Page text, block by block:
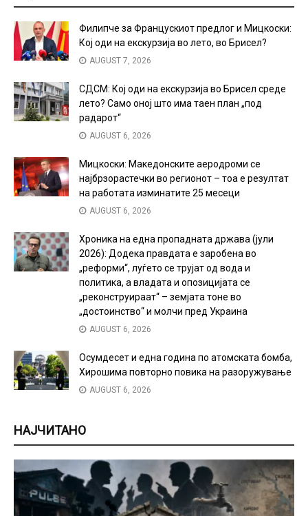
Филипче за Францускиот предлог и Мицкоски:
Кој оди на екскурзија во лето, во Брисел?
AUGUST 7, 2026
СДСМ: Кој оди на екскурзија во Брисел среде
лето? Само оној што има таен план „под
радарот“
AUGUST 6, 2026
Мицкоски: Македонските аеродроми се
најбрзорастечки во регионот – тоа е резултат
на работата изминатите 25 месеци
AUGUST 6, 2026
Хроника на една пропадната држава (јули
2026): Додека правдата е заробена во
„реформи“, луѓето се трујат од вода и
политика, а владата и опозицијата се
„реконструираат“ – земјата тоне во
„достоинство“ и молчи пред Украина
AUGUST 6, 2026
Осумдесет и една година по атомската бомба,
Хирошима повторно повика на разоружување
AUGUST 6, 2026
НАЈЧИТАНО